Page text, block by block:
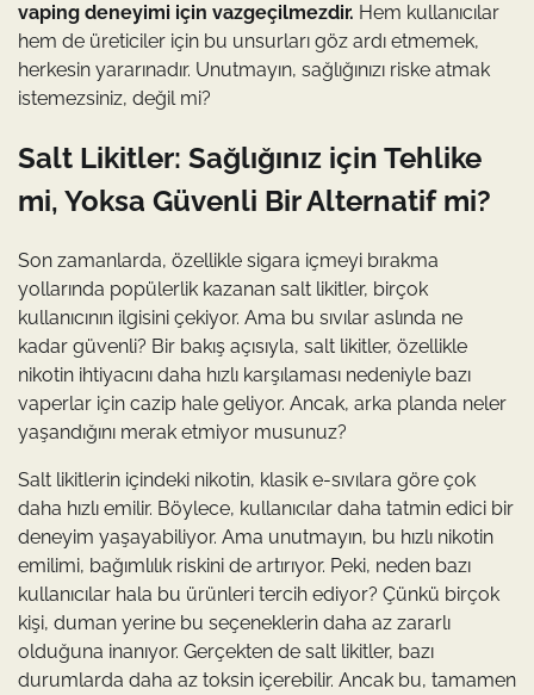
vaping deneyimi için vazgeçilmezdir. Hem kullanıcılar
hem de üreticiler için bu unsurları göz ardı etmemek,
herkesin yararınadır. Unutmayın, sağlığınızı riske atmak
istemezsiniz, değil mi?
Salt Likitler: Sağlığınız için Tehlike
mi, Yoksa Güvenli Bir Alternatif mi?
Son zamanlarda, özellikle sigara içmeyi bırakma
yollarında popülerlik kazanan salt likitler, birçok
kullanıcının ilgisini çekiyor. Ama bu sıvılar aslında ne
kadar güvenli? Bir bakış açısıyla, salt likitler, özellikle
nikotin ihtiyacını daha hızlı karşılaması nedeniyle bazı
vaperlar için cazip hale geliyor. Ancak, arka planda neler
yaşandığını merak etmiyor musunuz?
Salt likitlerin içindeki nikotin, klasik e-sıvılara göre çok
daha hızlı emilir. Böylece, kullanıcılar daha tatmin edici bir
deneyim yaşayabiliyor. Ama unutmayın, bu hızlı nikotin
emilimi, bağımlılık riskini de artırıyor. Peki, neden bazı
kullanıcılar hala bu ürünleri tercih ediyor? Çünkü birçok
kişi, duman yerine bu seçeneklerin daha az zararlı
olduğuna inanıyor. Gerçekten de salt likitler, bazı
durumlarda daha az toksin içerebilir. Ancak bu, tamamen